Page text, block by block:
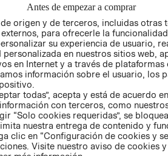
PROGRAMA DE
TRANSPARENCIA
ÉTICA (INGLÉS)
DE INDUSTRIA Y
COMERCIO - SIC
PETICIONES
QUEJAS Y
RECLAMOS
Antes de empezar a comprar
origen y de terceros, incluidas otras
para ofrecerle la
su experiencia de usuario,
en nuestros sitios web,
en Internet y a través de plataformas
información sobre el usuario, los
todas”, acepta y está de acuerdo
con terceros, como
“Solo cookies requeridas”, se
nuestra entrega de contenido y
clic en “Configuración de cookies y
Visite nuestro aviso de cookies